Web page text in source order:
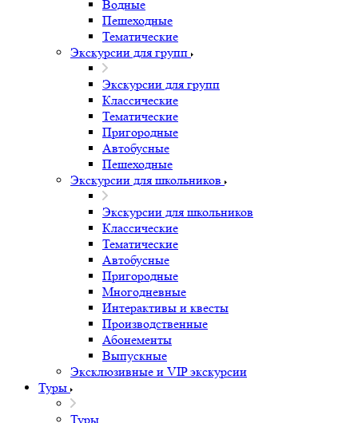
Водные
Пешеходные
Тематические
Экскурсии для групп
Экскурсии для групп
Классические
Тематические
Пригородные
Автобусные
Пешеходные
Экскурсии для школьников
Экскурсии для школьников
Классические
Тематические
Автобусные
Пригородные
Многодневные
Интерактивы и квесты
Производственные
Абонементы
Выпускные
Эксклюзивные и VIP экскурсии
Туры
Туры